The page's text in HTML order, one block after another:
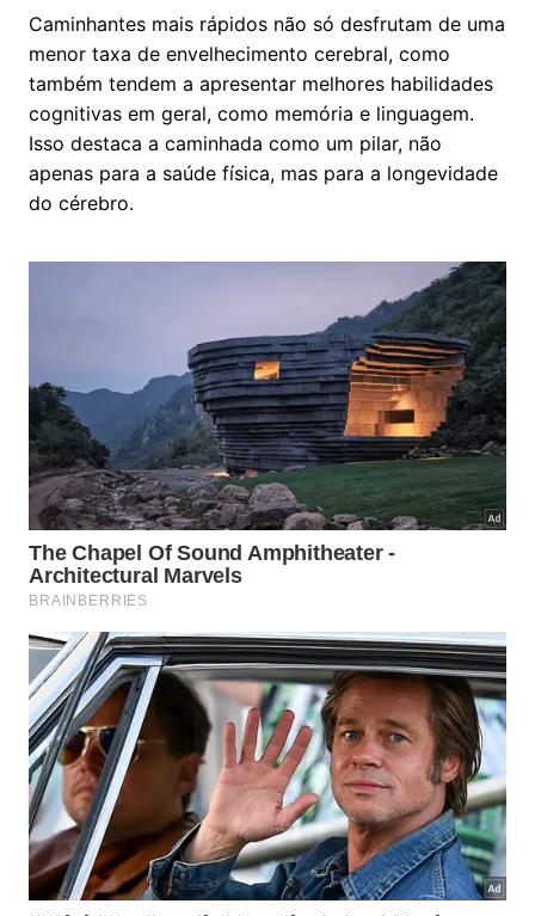
Caminhantes mais rápidos não só desfrutam de uma
menor taxa de envelhecimento cerebral, como
também tendem a apresentar melhores habilidades
cognitivas em geral, como memória e linguagem.
Isso destaca a caminhada como um pilar, não
apenas para a saúde física, mas para a longevidade
do cérebro.